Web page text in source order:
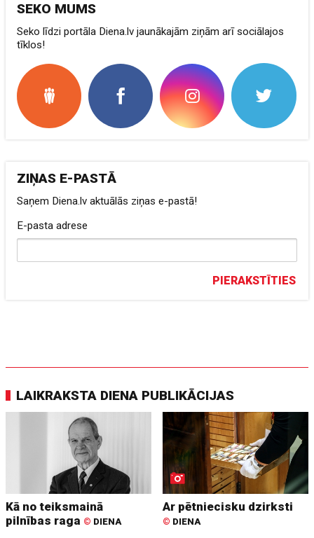
SEKO MUMS
Seko līdzi portāla Diena.lv jaunākajām ziņām arī sociālajos
tīklos!
ZIŅAS E-PASTĀ
Saņem Diena.lv aktuālās ziņas e-pastā!
E-pasta adrese
PIERAKSTĪTIES
LAIKRAKSTA DIENA PUBLIKĀCIJAS
Kā no teiksmainā
pilnības raga © DIENA
Ar pētniecisku dzirksti
© DIENA